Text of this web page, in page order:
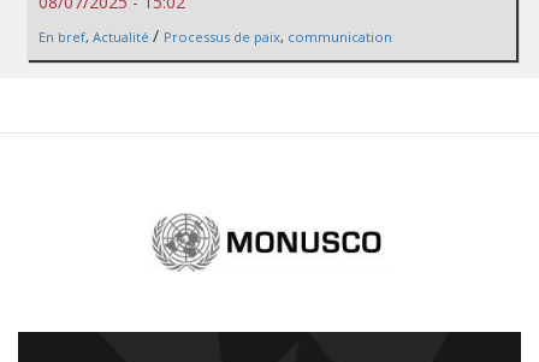
En bref, Actualité / Processus de paix, communication